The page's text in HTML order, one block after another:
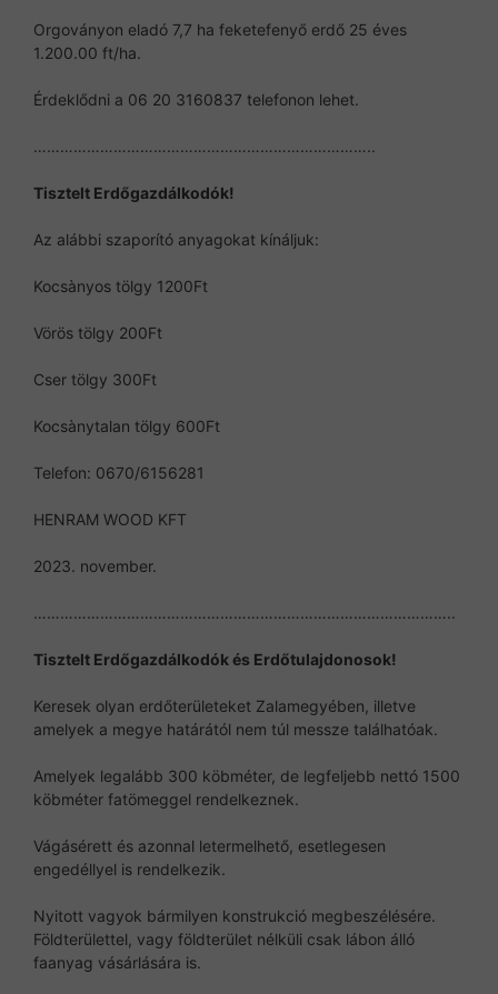
Orgoványon eladó 7,7 ha feketefenyő erdő 25 éves
1.200.00 ft/ha.
Érdeklődni a 06 20 3160837 telefonon lehet.
…………………………………………………………………..
Tisztelt Erdőgazdálkodók!
Az alábbi szaporító anyagokat kínáljuk:
Kocsànyos tölgy 1200Ft
Vörös tölgy 200Ft
Cser tölgy 300Ft
Kocsànytalan tölgy 600Ft
Telefon: 0670/6156281
HENRAM WOOD KFT
2023. november.
…………………………………………………………………………………..
Tisztelt Erdőgazdálkodók és Erdőtulajdonosok!
Keresek olyan erdőterületeket Zalamegyében, illetve
amelyek a megye határától nem túl messze találhatóak.
Amelyek legalább 300 köbméter, de legfeljebb nettó 1500
köbméter fatömeggel rendelkeznek.
Vágásérett és azonnal letermelhető, esetlegesen
engedéllyel is rendelkezik.
Nyitott vagyok bármilyen konstrukció megbeszélésére.
Földterülettel, vagy földterület nélküli csak lábon álló
faanyag vásárlására is.